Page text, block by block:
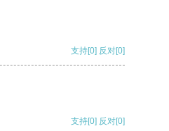
支持[0] 反对[0]
支持[0] 反对[0]